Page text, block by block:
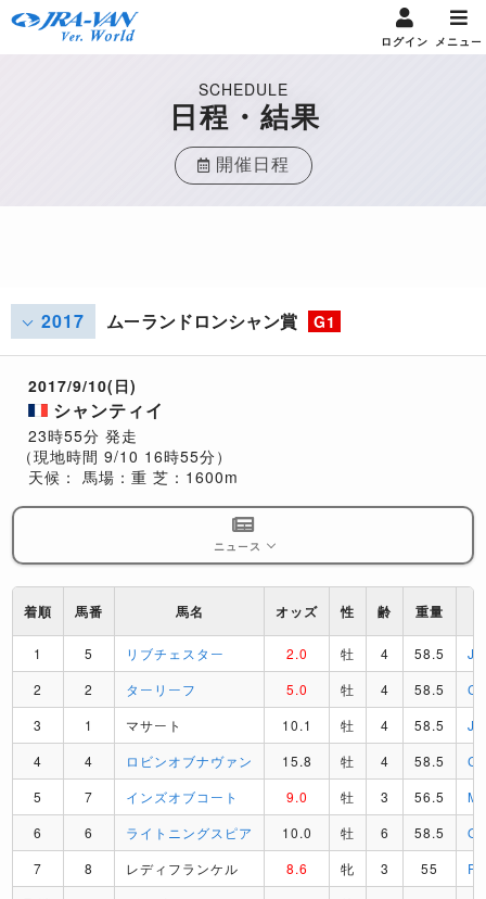
ログイン メニュー
SCHEDULE
日程・結果
開催日程
2017 ムーランドロンシャン賞 G1
2017/9/10(日)
シャンティイ
23時55分 発走
（現地時間 9/10 16時55分）
天候：
馬場：重 芝：1600m
ニュース
着順 馬番 馬名 オッズ 性 齢 重量
1 5 リブチェスター 2.0 牡 4 58.5
J
2
2 ターリーフ 5.0 牡 4 58.5
C
3
1 マサート 10.1 牡 4 58.5
J
4
4 ロビンオブナヴァン 15.8 牡 4 58.5
C
5
7 インズオブコート 9.0 牡 3 56.5
M
6
6 ライトニングスピア 10.0 牡 6 58.5
O
7
8 レディフランケル 8.6 牝 3 55
P